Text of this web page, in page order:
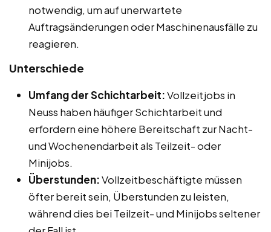
notwendig, um auf unerwartete
Auftragsänderungen oder Maschinenausfälle zu
reagieren.
Unterschiede
Umfang der Schichtarbeit:Vollzeitjobs in
Neuss haben häufiger Schichtarbeit und
erfordern eine höhere Bereitschaft zur Nacht-
und Wochenendarbeit als Teilzeit- oder
Minijobs.
Überstunden:Vollzeitbeschäftigte müssen
öfter bereit sein, Überstunden zu leisten,
während dies bei Teilzeit- und Minijobs seltener